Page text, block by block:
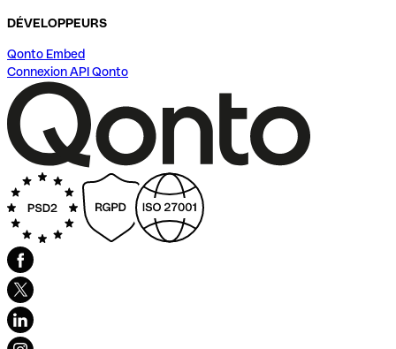
DÉVELOPPEURS
Qonto Embed
Connexion API Qonto